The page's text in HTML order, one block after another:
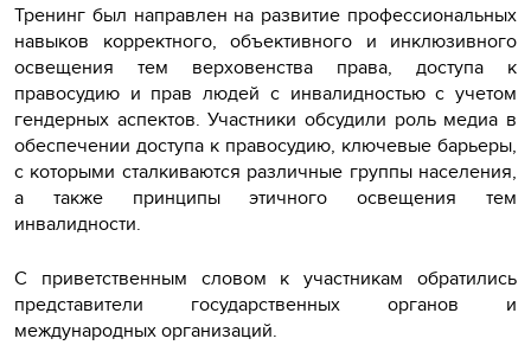
Тренинг был направлен на развитие профессиональных
навыков корректного, объективного и инклюзивного
освещения тем верховенства права, доступа к
правосудию и прав людей с инвалидностью с учетом
гендерных аспектов. Участники обсудили роль медиа в
обеспечении доступа к правосудию, ключевые барьеры,
с которыми сталкиваются различные группы населения,
а также принципы этичного освещения тем
инвалидности.
С приветственным словом к участникам обратились
представители государственных органов и
международных организаций.